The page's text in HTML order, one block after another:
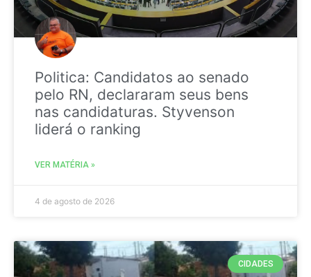
Politica: Candidatos ao senado
pelo RN, declararam seus bens
nas candidaturas. Styvenson
liderá o ranking
VER MATÉRIA »
4 de agosto de 2026
CIDADES